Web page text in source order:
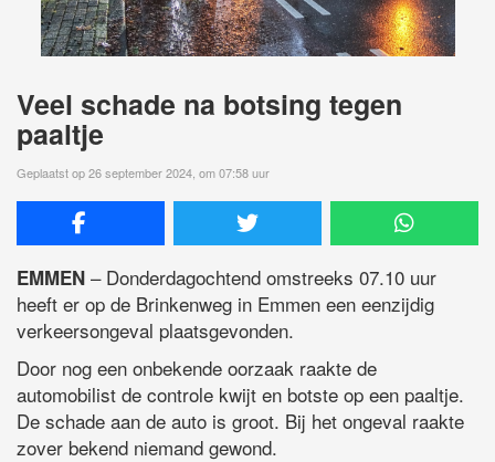
Veel schade na botsing tegen
paaltje
Geplaatst op 26 september 2024, om 07:58 uur
EMMEN – Donderdagochtend omstreeks 07.10 uur
heeft er op de Brinkenweg in Emmen een eenzijdig
verkeersongeval plaatsgevonden.
Door nog een onbekende oorzaak raakte de
automobilist de controle kwijt en botste op een paaltje.
De schade aan de auto is groot. Bij het ongeval raakte
zover bekend niemand gewond.